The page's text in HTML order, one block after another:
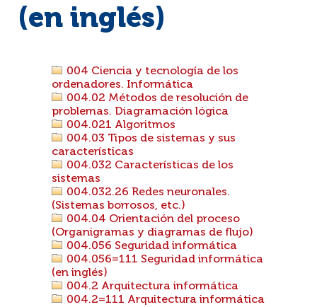
(en inglés)
004 Ciencia y tecnología de los
ordenadores. Informática
004.02 Métodos de resolución de
problemas. Diagramación lógica
004.021 Algoritmos
004.03 Tipos de sistemas y sus
características
004.032 Características de los
sistemas
004.032.26 Redes neuronales.
(Sistemas borrosos, etc.)
004.04 Orientación del proceso
(Organigramas y diagramas de flujo)
004.056 Seguridad informática
004.056=111 Seguridad informática
(en inglés)
004.2 Arquitectura informática
004.2=111 Arquitectura informática